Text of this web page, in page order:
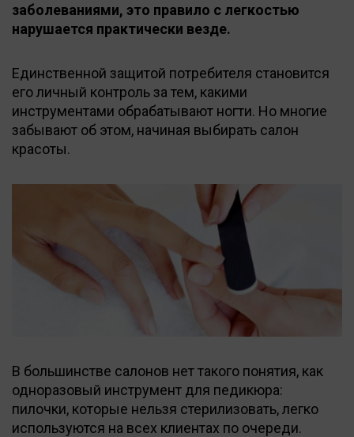
заболеваниями, это правило с легкостью
нарушается практически везде.
Единственной защитой потребителя становится
его личный контроль за тем, какими
инструментами обрабатывают ногти. Но многие
забывают об этом, начиная выбирать салон
красоты.
В большинстве салонов нет такого понятия, как
одноразовый инструмент для педикюра:
пилочки, которые нельзя стерилизовать, легко
используются на всех клиентах по очереди.